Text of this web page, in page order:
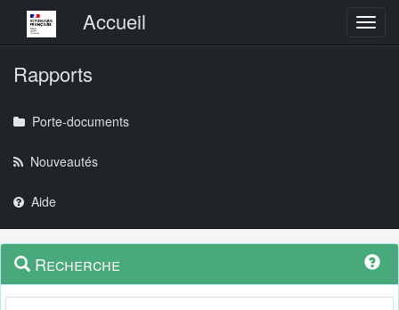
Menu principalAccueil
Rapports
Porte-documents
Nouveautés
Aide
Navigation
outils
Menu
contextuel
Recherche